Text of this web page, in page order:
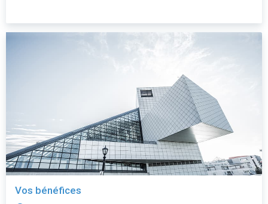
Vos bénéfices